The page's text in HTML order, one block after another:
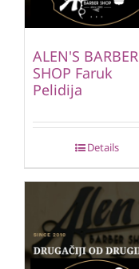
ALEN'S BARBER
SHOP Faruk
Pelidija
Details